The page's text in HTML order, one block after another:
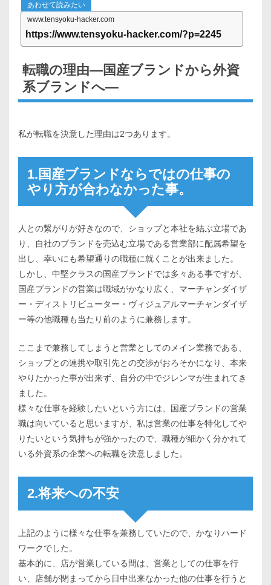
www.tensyoku-hacker.com
あわせて読みたい
https://www.tensyoku-hacker.com/?p=2245
転職の理由―国産ブランドから外資
系ブランドへ―
私が転職を決意した理由は2つあります。
1.国産ブランドならではの仕事の
やり方が合わなかった事。
人との繋がりが好きなので、ショップと本社を結ぶ立場であ
り、自社のブランドを売込む立場である営業部に配属希望を
出し、幸いにも希望通りの職種に就くことが出来ました。
しかし、中堅クラスの国産ブランドでは多々ある事ですが、
国産ブランドの営業は職域がかなり広く、マーチャンダイザ
ー・ディストリビューター・ヴィジュアルマーチャンダイザ
ー等の他職種も当たり前のように兼務します。
ここまで兼務してしまうと営業としてのメイン業務である、
ショップとの連携や取引先との交渉がおろそかになり、本来
やりたかった事が出来ず、自分の中でジレンマが生まれてき
ました。
様々な仕事を経験したいという方には、国産ブランドの営業
職は向いていると思いますが、私は営業の仕事を特化してや
りたいという気持ちが強かったので、職種が細かく分かれて
いる外資系の企業への転職を決意しました。
2.将来への不安
上記のように様々な仕事を兼務していたので、かなりハード
ワークでした。
基本的に、店が営業している間は、営業としての仕事を行
い、店舗が閉まってから日中出来なかった他の仕事を行うと